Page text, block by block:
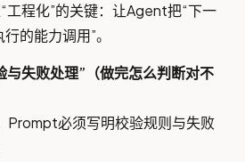
程化”的关键：让Agent把“下一
的能力调用”。
失败处理”（做完怎么判断对不
Prompt必须写明校验规则与失败